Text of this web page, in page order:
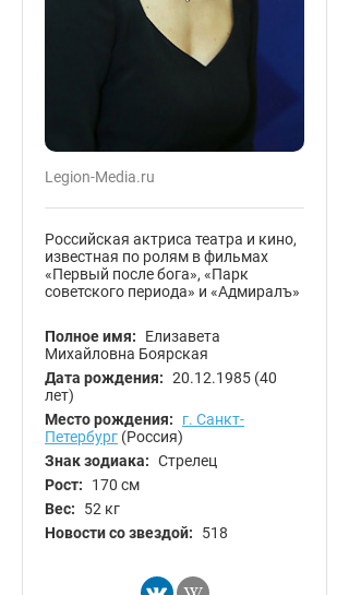
Legion-Media.ru
Российская актриса театра и кино,
известная по ролям в фильмах
«Первый после бога», «Парк
советского периода» и «Адмиралъ»
Полное имя:
Елизавета
Михайловна Боярская
Дата рождения: 20.12.1985 (40
лет)
Место рождения:
г. Санкт-
Петербург (Россия)
Знак зодиака: Стрелец
Рост:
170 см
Вес:
52 кг
Новости со звездой:
518